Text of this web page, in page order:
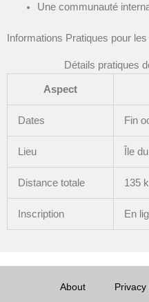
Une communauté
Informations Pratiques pour
Détails pratiques
Aspect
Dates Fin
Lieu Île
Distance totale 135
Inscription En
About Privacy